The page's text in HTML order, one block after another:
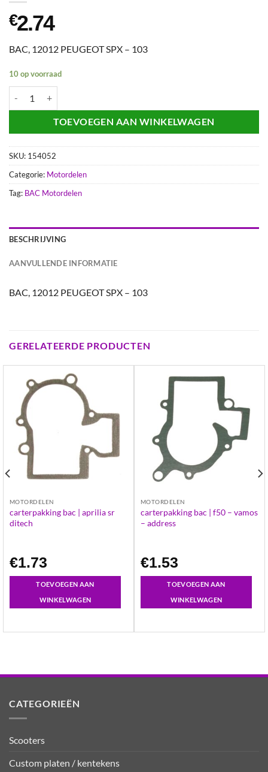
€2.74
BAC, 12012 PEUGEOT SPX – 103
10 op voorraad
TOEVOEGEN AAN WINKELWAGEN
SKU: 154052
Categorie: Motordelen
Tag: BAC Motordelen
BESCHRIJVING
AANVULLENDE INFORMATIE
BAC, 12012 PEUGEOT SPX – 103
GERELATEERDE PRODUCTEN
MOTORDELEN
carterpakking bac | aprilia sr
ditech
€1.73
TOEVOEGEN AAN
WINKELWAGEN
MOTORDELEN
carterpakking bac | f50 – vamos
– address
€1.53
TOEVOEGEN AAN
WINKELWAGEN
CATEGORIEËN
Scooters
Custom platen / kentekens